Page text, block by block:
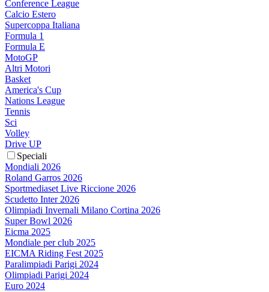
Conference League
Calcio Estero
Supercoppa Italiana
Formula 1
Formula E
MotoGP
Altri Motori
Basket
America's Cup
Nations League
Tennis
Sci
Volley
Drive UP
Speciali
Mondiali 2026
Roland Garros 2026
Sportmediaset Live Riccione 2026
Scudetto Inter 2026
Olimpiadi Invernali Milano Cortina 2026
Super Bowl 2026
Eicma 2025
Mondiale per club 2025
EICMA Riding Fest 2025
Paralimpiadi Parigi 2024
Olimpiadi Parigi 2024
Euro 2024